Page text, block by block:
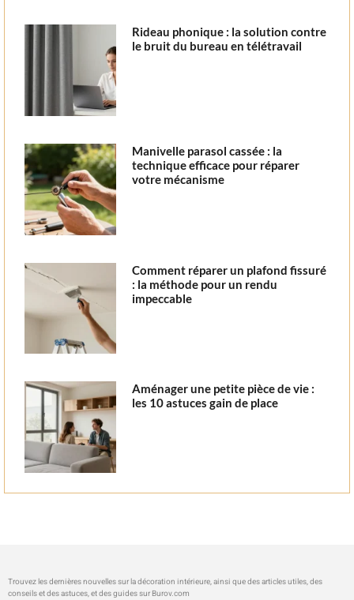
Rideau phonique : la solution contre
le bruit du bureau en télétravail
Manivelle parasol cassée : la
technique efficace pour réparer
votre mécanisme
Comment réparer un plafond fissuré
: la méthode pour un rendu
impeccable
Aménager une petite pièce de vie :
les 10 astuces gain de place
Trouvez les dernières nouvelles sur la décoration intérieure, ainsi que des articles utiles, des
conseils et des astuces, et des guides sur Burov.com